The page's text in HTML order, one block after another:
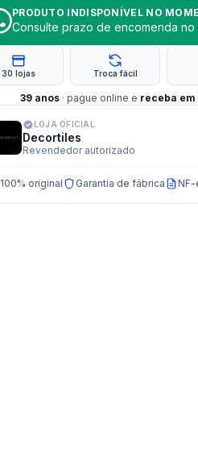
PRODUTO INDISPONÍVEL NO
Consulte prazo de encomenda no
30 lojas Troca fácil
39 anos · pague online e receba
LOJA OFICIAL
Decortiles
Revendedor autorizado
100% original Garantia de fábrica